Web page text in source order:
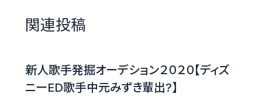
関連投稿
新人歌手発掘オーデション２０２０【ディズ
ニーED歌手中元みずき輩出?】